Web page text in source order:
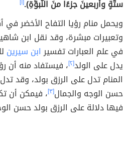
ستَّةٍ وأربعينَ جزءًا منَ النُّبوَّةِ).
ويحمل منام رؤيا التفاح الأخضر في
وتعبيرات مبشرة، وقد نقل ابن
في علم العبارات تفسيرابن سيرين
يدل على الولد[٢] ، فيستفاد منه أن
المنام تدل على الرزق بولد، وقد
حسن الوجه والجمال[٣] ، فيمكن أن
فيها دلالة على الرزق بولد حسن